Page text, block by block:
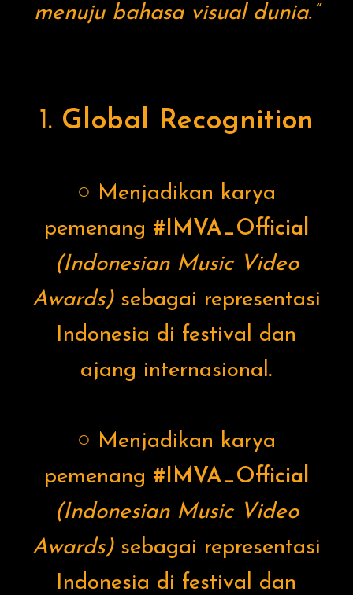
menuju bahasa visual dunia.”
1.Global Recognition
○ Menjadikan karya
pemenang #IMVA_Official
(Indonesian Music Video
Awards) sebagai representasi
Indonesia di festival dan
ajang internasional.
○ Menjadikan karya
pemenang #IMVA_Official
(Indonesian Music Video
Awards) sebagai representasi
Indonesia di festival dan